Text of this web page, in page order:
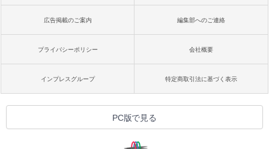
広告掲載のご案内 編集部へのご連絡
プライバシーポリシー 会社概要
インプレスグループ 特定商取引法に基づく表示
PC版で見る